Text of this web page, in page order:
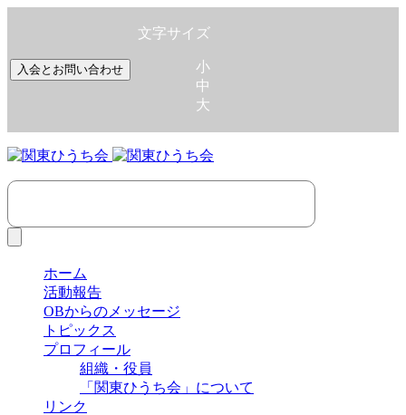
入会とお問い合わせ
文字サイズ
小
中
大
ホーム
活動報告
OBからのメッセージ
トピックス
プロフィール
組織・役員
「関東ひうち会」について
リンク